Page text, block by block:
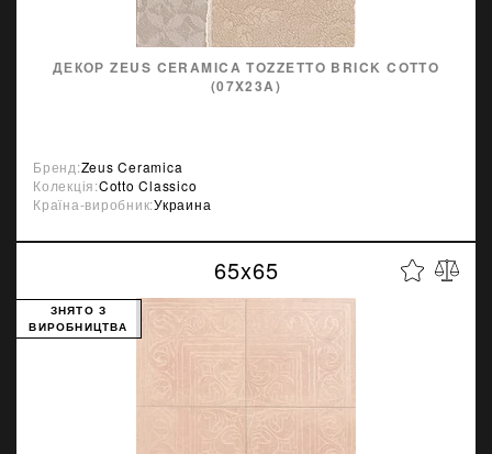
ДЕКОР ZEUS CERAMICA TOZZETTO BRICK COTTO
(07X23A)
Бренд:Zeus Ceramica
Колекція:Cotto Classico
Країна-виробник:Украина
65x65
ЗНЯТО З
ВИРОБНИЦТВА